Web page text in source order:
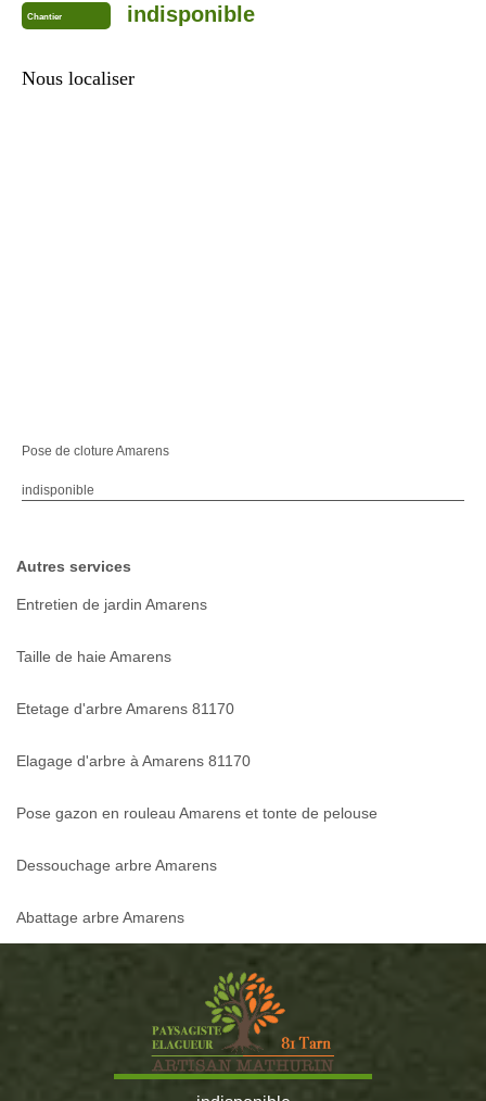
Chantier indisponible
Nous localiser
Pose de cloture Amarens
indisponible
Autres services
Entretien de jardin Amarens
Taille de haie Amarens
Etetage d'arbre Amarens 81170
Elagage d'arbre à Amarens 81170
Pose gazon en rouleau Amarens et tonte de pelouse
Dessouchage arbre Amarens
Abattage arbre Amarens